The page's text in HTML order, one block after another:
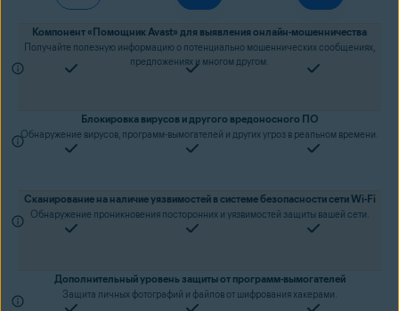
Компонент «Помощник Avast» для выявления онлайн-мошенничества
Получайте полезную информацию о потенциально мошеннических сообщениях,
предложениях и многом другом.
Блокировка вирусов и другого вредоносного ПО
Обнаружение вирусов, программ-вымогателей и других угроз в реальном времени.
Сканирование на наличие уязвимостей в системе безопасности сети Wi-Fi
Обнаружение проникновения посторонних и уязвимостей защиты вашей сети.
Дополнительный уровень защиты от программ-вымогателей
Защита личных фотографий и файлов от шифрования хакерами.